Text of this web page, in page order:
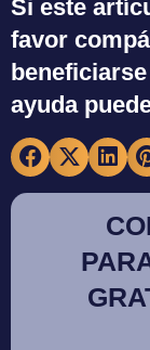
Si este
favor
ayuda